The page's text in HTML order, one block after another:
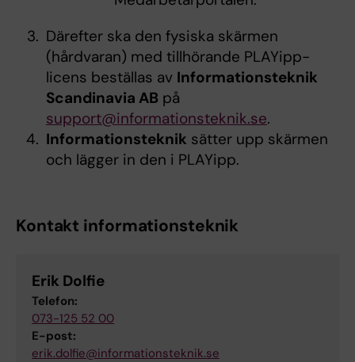
Därefter ska den fysiska skärmen
(hårdvaran) med tillhörande PLAYipp-
licens beställas av Informationsteknik
Scandinavia AB på
support@informationsteknik.se.
Informationsteknik sätter upp skärmen
och lägger in den i PLAYipp.
Kontakt informationsteknik
Erik Dolfie
Telefon:
073-125 52 00
E-post:
erik.dolfie@informationsteknik.se